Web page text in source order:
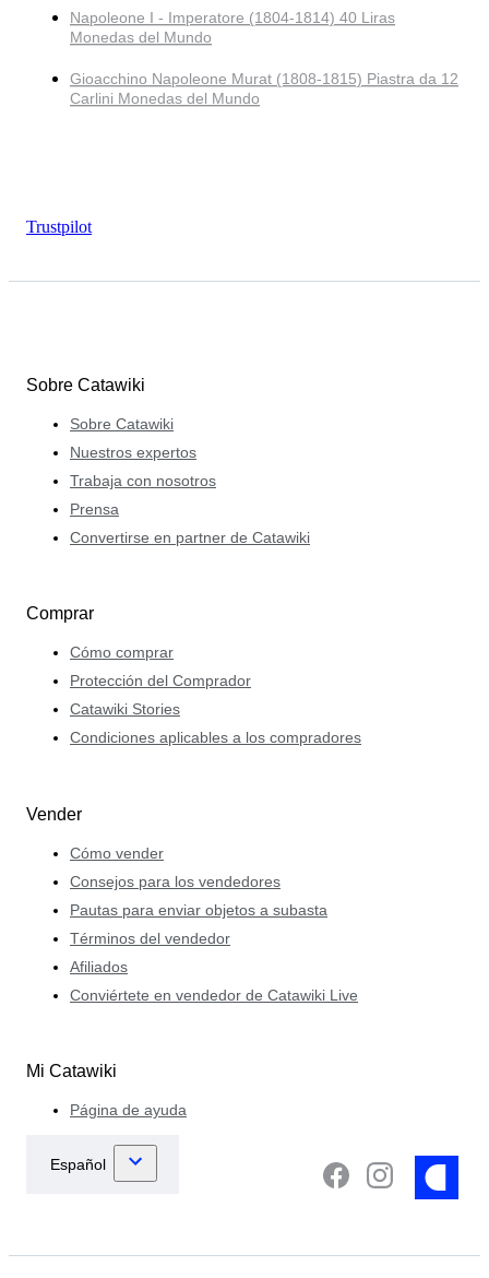
Napoleone I - Imperatore (1804-1814) 40 Liras
Monedas del Mundo
Gioacchino Napoleone Murat (1808-1815) Piastra da 12
Carlini Monedas del Mundo
Trustpilot
Sobre Catawiki
Sobre Catawiki
Nuestros expertos
Trabaja con nosotros
Prensa
Convertirse en partner de Catawiki
Comprar
Cómo comprar
Protección del Comprador
Catawiki Stories
Condiciones aplicables a los compradores
Vender
Cómo vender
Consejos para los vendedores
Pautas para enviar objetos a subasta
Términos del vendedor
Afiliados
Conviértete en vendedor de Catawiki Live
Mi Catawiki
Página de ayuda